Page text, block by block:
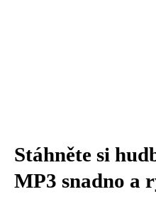
Stáhněte si
MP3 snadno a